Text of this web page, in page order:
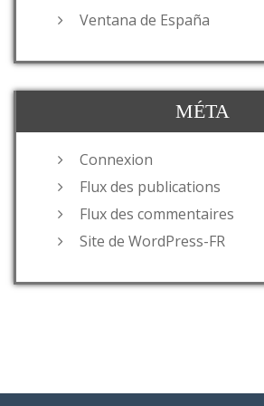
Ventana de España
MÉTA
Connexion
Flux des publications
Flux des commentaires
Site de WordPress-FR